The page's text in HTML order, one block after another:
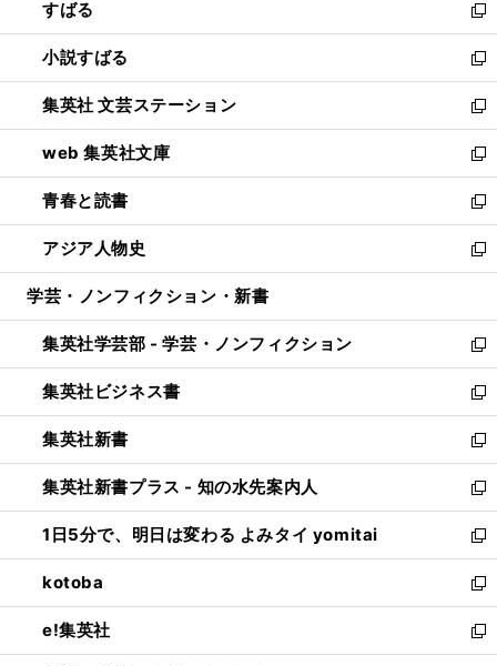
く
で
開
く
ド
ウ
で
開
く
すばる
新
し
い
ウ
ィ
ン
ド
ウ
で
開
く
小説すばる
新
し
い
ウ
ィ
ン
ド
ウ
で
開
集英社 文芸ステーション
新
し
い
ウ
ィ
ン
ド
ウ
開
く
web 集英社文庫
新
し
い
ウ
ィ
ン
ウ
で
開
く
青春と読書
新
し
い
ウ
ン
ド
ウ
で
開
く
アジア人物史
新
し
ウ
ィ
ン
ド
ウ
で
開
く
学芸・ノンフィクション・新書
集英社学芸部 - 学芸・ノンフィクション
新
し
い
ウ
ィ
ン
ド
ウ
で
開
く
集英社ビジネス書
新
し
い
ウ
ィ
ン
ド
ウ
で
開
く
集英社新書
新
し
い
ウ
ィ
ン
ド
ウ
で
開
集英社新書プラス - 知の水先案内人
新
し
い
ウ
ィ
ン
ド
ウ
1日5分で、明日は変わる よみタイ yomitai
新
し
い
ウ
ィ
ン
kotoba
新
し
い
ウ
e!集英社
新
し